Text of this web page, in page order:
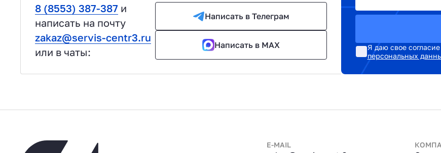
8 (8553) 387-387 и
написать на почту
zakaz@servis-centr3.ru
или в чаты:
Написать в Телеграм
Написать в MAX Я даю свое согласие
персональных
E-MAIL